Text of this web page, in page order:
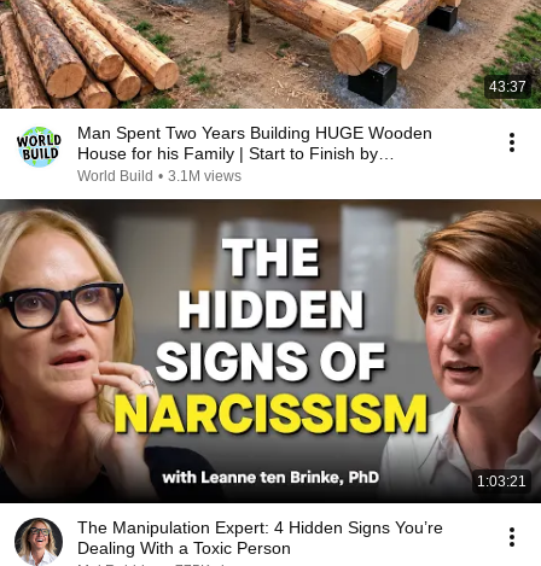
43:37
Man Spent Two Years Building HUGE Wooden
House for his Family | Start to Finish by
@bjornbrenton
World Build • 3.1M views
1:03:21
The Manipulation Expert: 4 Hidden Signs You’re
Dealing With a Toxic Person